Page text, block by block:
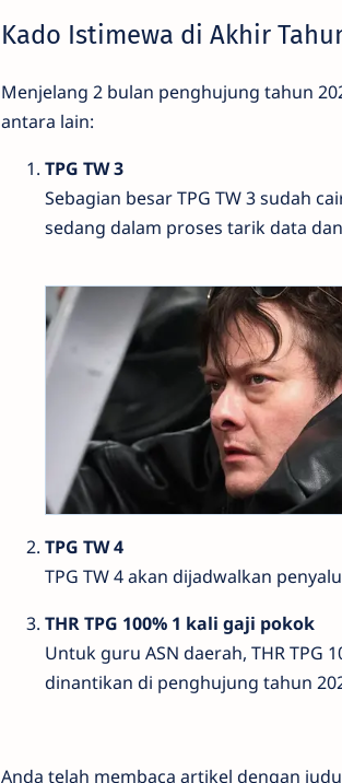
Kado Istimewa di Akhir
Menjelang 2 bulan penghujung tahun
antara lain:
TPG TW 3
Sebagian besar TPG TW 3 sudah
sedang dalam proses tarik data
TPG TW 4
TPG TW 4 akan dijadwalkan
THR TPG 100% 1 kali gaji pokok
Untuk guru ASN daerah, THR TPG
dinantikan di penghujung tahun
Anda telah membaca artikel dengan